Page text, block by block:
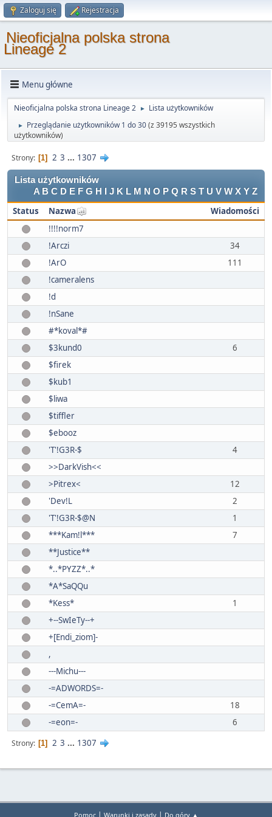
Zaloguj się Rejestracja
Nieoficjalna polska strona
Lineage 2
Menu główne
Nieoficjalna polska strona Lineage 2 ► Lista użytkowników
► Przeglądanie użytkowników 1 do 30(z 39195 wszystkich
użytkowników)
Strony 1 2 3 ... 1307
Lista użytkowników
A B C D E F G H J K L M N O P Q R S T U V W X Y Z
Status Nazwa
Wiadomości
!!!!norm7
!Arczi
34
!ArO
111
!cameralens
!d
!nSane
#*koval*#
$3kund0
6
$firek
$kub1
$liwa
$tiffler
$ebooz
'T'!G3R-$
4
>>DarkVish<<
>Pitrex<
12
'Dev!L
2
'T'!G3R-$@N
1
***Kam!l***
7
**Justice**
*..*PYZZ*..*
*A*SaQQu
*Kess*
1
+--SwIeTy--+
+[Endi_ziom]-
,
---Michu---
-=ADWORDS=-
-=CemA=-
18
-=eon=-
6
Strony 1 2 3 ... 1307
Pomoc Warunki i zasady Do góry ▲